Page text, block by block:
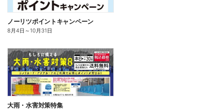
ノーリツポイントキャンペーン
8月4日 ～10月31日
大雨・水害対策特集